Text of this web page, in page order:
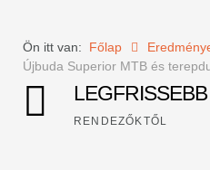
Ön itt van: Főlap
Újbuda Superior MTB és
RENDEZŐKTŐL